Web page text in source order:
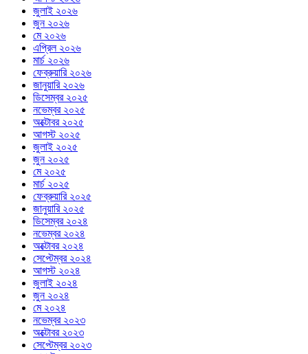
জুলাই ২০২৬
জুন ২০২৬
মে ২০২৬
এপ্রিল ২০২৬
মার্চ ২০২৬
ফেব্রুয়ারি ২০২৬
জানুয়ারি ২০২৬
ডিসেম্বর ২০২৫
নভেম্বর ২০২৫
অক্টোবর ২০২৫
আগস্ট ২০২৫
জুলাই ২০২৫
জুন ২০২৫
মে ২০২৫
মার্চ ২০২৫
ফেব্রুয়ারি ২০২৫
জানুয়ারি ২০২৫
ডিসেম্বর ২০২৪
নভেম্বর ২০২৪
অক্টোবর ২০২৪
সেপ্টেম্বর ২০২৪
আগস্ট ২০২৪
জুলাই ২০২৪
জুন ২০২৪
মে ২০২৪
নভেম্বর ২০২৩
অক্টোবর ২০২৩
সেপ্টেম্বর ২০২৩